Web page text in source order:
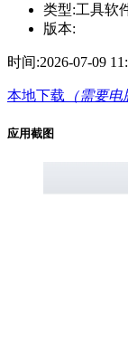
类型:工具软
版本:
时间:2026-07-09
本地下载 （需要电
应用截图